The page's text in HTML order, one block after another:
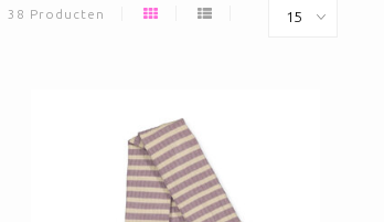
38 Producten